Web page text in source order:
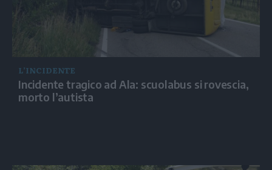
L’INCIDENTE
Incidente tragico ad Ala: scuolabus si rovescia,
morto l’autista